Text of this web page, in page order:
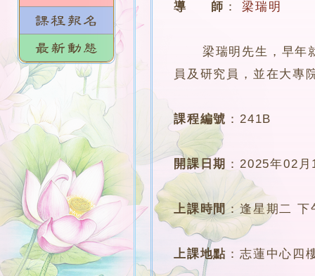
導 師 ： 梁瑞明
梁瑞明先生，早年就
員及研究員，並在大專
課程編號 ：241B
開課日期 ：2025年02月
上課時間 ：逢星期二
上課地點 ：志蓮中心四